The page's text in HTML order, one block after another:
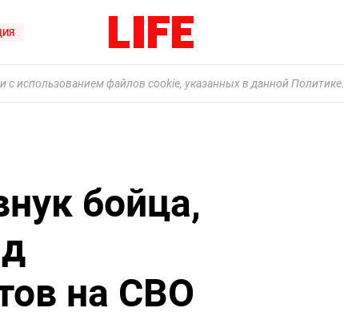
и с использованием файлов cookie, указанных в данной Политике.
бойца,
на СВО